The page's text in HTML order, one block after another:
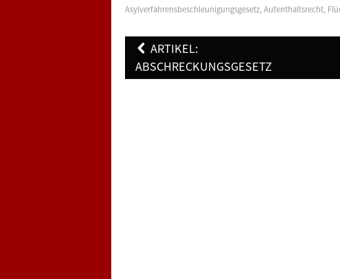
Asylverfahrensbeschleunigungsgesetz, Aufenthaltsrecht,
Post
navigation
ARTIKEL:
ABSCHRECKUNGSGESETZ